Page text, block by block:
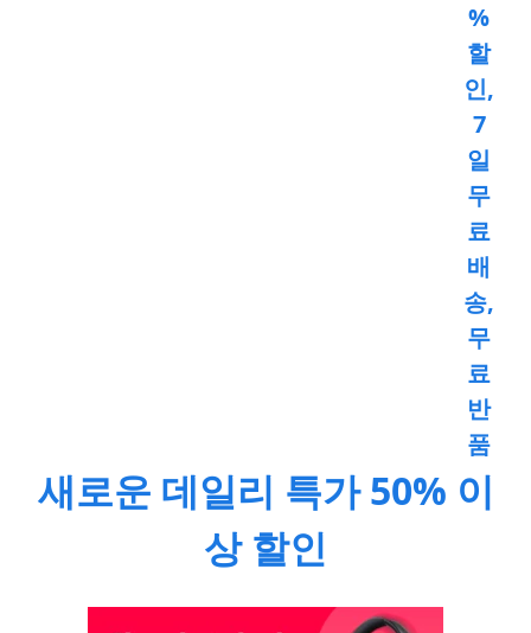
%
할
인,
7
일
무
료
배
송,
무
료
반
품
새로운 데일리 특가 50% 이
상 할인